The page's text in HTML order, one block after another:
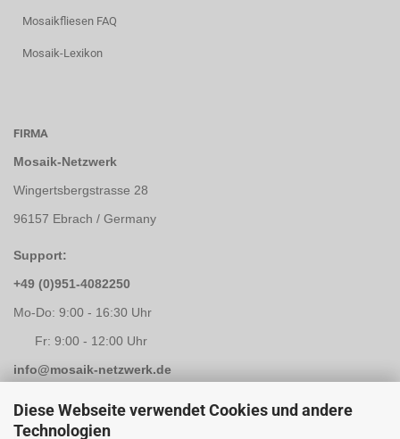
Diese Webseite verwendet Cookies und andere
Technologien
Mosaikfliesen FAQ
Mosaik-Lexikon
FIRMA
Mosaik-Netzwerk
Wingertsbergstrasse 28
96157 Ebrach / Germany
Support:
+49 (0)951-4082250
Mo-Do: 9:00 - 16:30 Uhr
Fr: 9:00 - 12:00 Uhr
info@mosaik-netzwerk.de
Retouren Adresse:
Mosaik-Netzwerk